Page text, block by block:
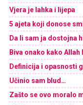
Vjera je lahka i lijepa
5 ajeta koji donose
Da li sam ja dostojna
Biva onako kako Allah
Definicija i opasnosti
Učinio sam blud…
Zašto se ovo moralo